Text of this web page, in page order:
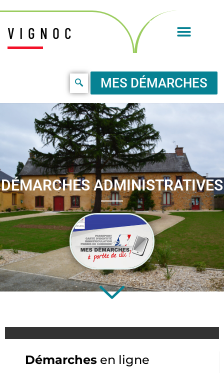
VIGNOC
MES DÉMARCHES
DÉMARCHES ADMINISTRATIVES
Démarches en ligne